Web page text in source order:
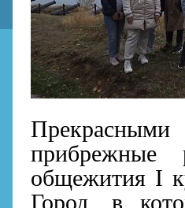
прибрежные
общежития I
Город, в